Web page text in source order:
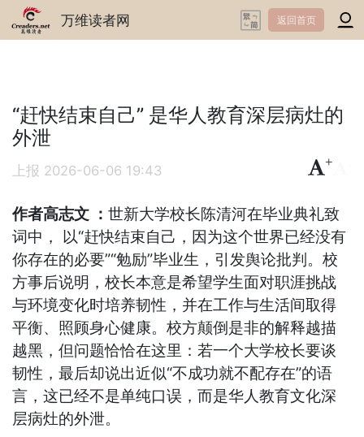
万维读者网 返回首页
“赶快结束自己” 是华人教育深层病灶的
外泄
上报 2026-06-06 19:43
+
作者高志文 ：世新大学校长陈清河在毕业典礼致
词中， 以“赶快结束自己，因为这个世界已经没有
你存在的必要”“勉励”毕业生，引发舆论批判。校
方事后说明，校长本意是希望学生面对职涯挑战
与环境变化时培养韧性，并在工作与生活间取得
平衡、照顾身心健康。校方颠倒是非的解释越描
越黑，但问题恰恰在这里：若一个大学校长要谈
韧性，最后却说出近似“不成功就不配存在”的语
言，这已经不是单纯口误，而是华人教育文化深
层病灶的外泄。